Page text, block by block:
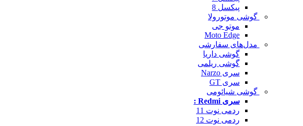
پیکسل 8
گوشی موتورولا
موتو جی
Moto Edge
مدل‌های سفارشی
گوشی داریا
گوشی ریلمی
سری Narzo
سری GT
گوشی شیائومی
سری Redmi :
ردمی نوت 11
ردمی نوت 12